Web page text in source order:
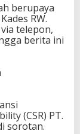
berupaya
RW.
telepon,
berita ini
(CSR) PT.
sorotan.